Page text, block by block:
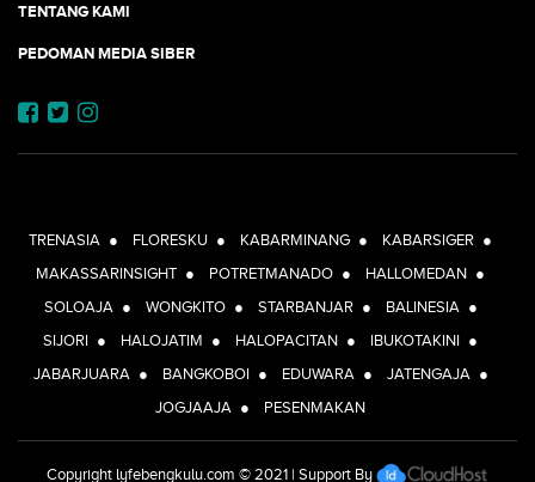
TENTANG KAMI
PEDOMAN MEDIA SIBER
TRENASIA ● FLORESKU ● KABARMINANG ● KABARSIGER ●
MAKASSARINSIGHT ● POTRETMANADO ● HALLOMEDAN ●
SOLOAJA ● WONGKITO ● STARBANJAR ● BALINESIA ●
SIJORI ● HALOJATIM ● HALOPACITAN ● IBUKOTAKINI ●
JABARJUARA ● BANGKOBOI ● EDUWARA ● JATENGAJA ●
JOGJAAJA ● PESENMAKAN
Copyright lyfebengkulu.com © 2021 | Support By